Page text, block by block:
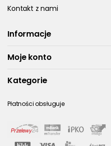
Kontakt z nami
Informacje
Moje konto
Kategorie
Płatności obsługuje